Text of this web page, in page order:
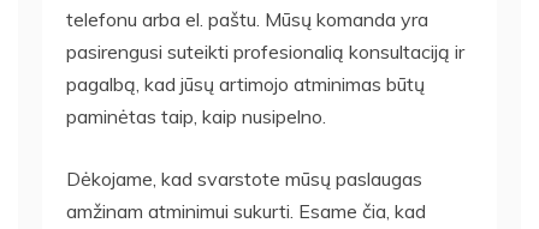
telefonu arba el. paštu. Mūsų komanda yra
pasirengusi suteikti profesionalią konsultaciją ir
pagalbą, kad jūsų artimojo atminimas būtų
paminėtas taip, kaip nusipelno.
Dėkojame, kad svarstote mūsų paslaugas
amžinam atminimui sukurti. Esame čia, kad